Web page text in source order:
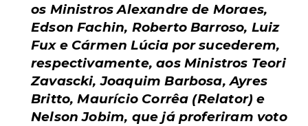
os Ministros Alexandre de Moraes,
Edson Fachin, Roberto Barroso, Luiz
Fux e Cármen Lúcia por sucederem,
respectivamente, aos Ministros Teori
Zavascki, Joaquim Barbosa, Ayres
Britto, Maurício Corrêa (Relator) e
Nelson Jobim, que já proferiram voto